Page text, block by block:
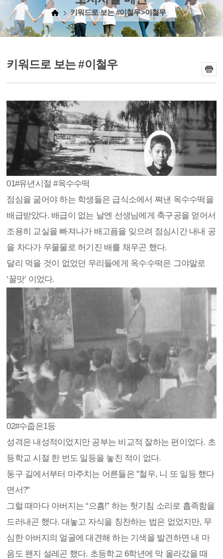
키워드로 보는 #이철우>이철우
키워드로 보는 #이철우
01#유년시절 #옥수수떡
점심을 굶어야 하는 학생들은 급식소에서 쪄낸 옥수수떡을
배급받았다. 배급이 없는 날엔 선생님에게 축구공을 얻어서
조용히 교실을 빠져나가 배고픔을 잊으려 점심시간 내내 공
을 차다가 우물물로 허기진 배를 채우곤 했다.
달리 먹을 것이 없었던 우리들에게 옥수수떡은 그야말로
‘꿀맛’ 이었다.
02#수줍은1등
성격은 내성적이었지만 공부는 비교적 잘하는 편이었다. 초
등학교 시절 한 번도 일등을 놓친 적이 없다.
동구 길에서부터 마주치는 어른들은 "철우, 니 또 일등 했다
면서?"
그럴 때마다 아버지는 “으흠!” 하는 헛기침 소리로 흡족함을
드러내곤 했다. 대놓고 자식을 칭찬하는 법은 없었지만, 무
심한 아버지의 얼굴에 대견해 하는 기색을 발견하면 내 마
음도 왠지 설레곤 했다. 초등학교 6학년에 막 올라갔을 때